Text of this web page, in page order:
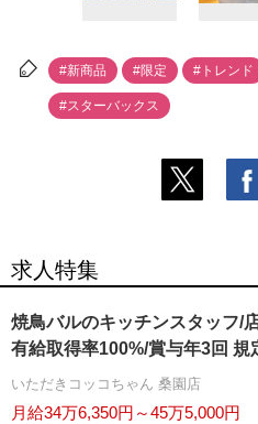
#新商品 #限定 #トレンド
#スターバックス
求人特集
焼鳥バルのキッチンスタッフ/
有給取得率100%/賞与年3回 規
いただきコッコちゃん 桑園店
月給34万6,350円～45万5,000円